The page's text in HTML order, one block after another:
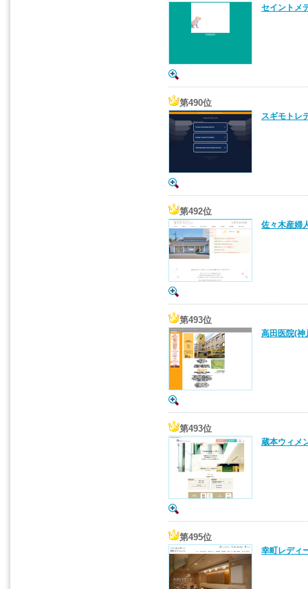
セイントメ
第490位
スギモトレ
第492位
佐々木産婦
第493位
高田医院(神
第493位
蔵本ウィメ
第495位
幸町レディ